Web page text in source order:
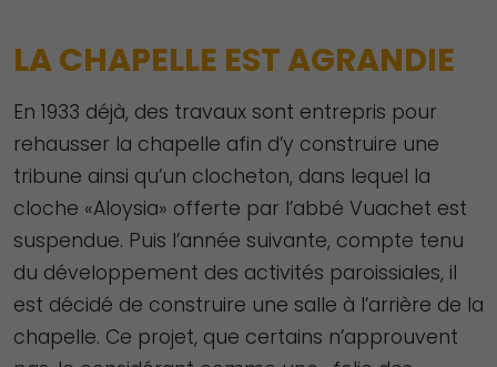
LA CHAPELLE EST AGRANDIE
En 1933 déjà, des travaux sont entrepris pour
rehausser la chapelle afin d’y construire une
tribune ainsi qu’un clocheton, dans lequel la
cloche «Aloysia» offerte par l’abbé Vuachet est
suspendue. Puis l’année suivante, compte tenu
du développement des activités paroissiales, il
est décidé de construire une salle à l’arrière de la
chapelle. Ce projet, que certains n’approuvent